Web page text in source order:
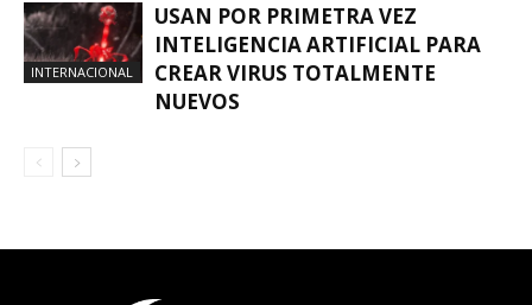
INTERNACIONAL
USAN POR PRIMETRA VEZ
INTELIGENCIA ARTIFICIAL PARA
CREAR VIRUS TOTALMENTE
NUEVOS